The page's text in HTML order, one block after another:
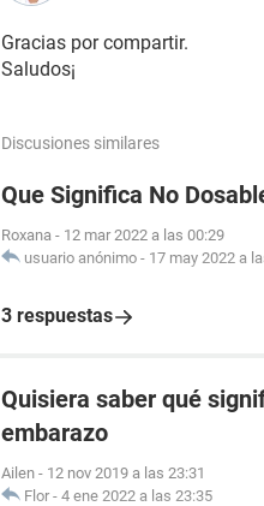
Gracias por compartir.
Saludos¡
Discusiones similares
Que Significa No
Roxana - 12 mar 2022 a las 00:29
usuario anónimo - 17 may 2022 a
3 respuestas
Quisiera saber qué
embarazo
Ailen - 12 nov 2019 a las 23:31
Flor - 4 ene 2022 a las 23:35